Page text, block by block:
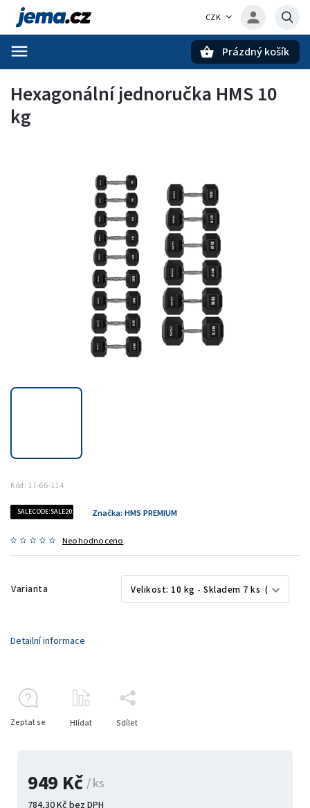
CZK
Prázdný košík
Hexagonální jednoručka HMS 10
kg
Kód: 17-66-114
SALECODE:SALE20:20:%
Neohodnoceno
Značka: HMS PREMIUM
Varianta
949 Kč / ks
784,30 Kč bez DPH
Detailní informace
Zeptat se Hlídat Sdílet